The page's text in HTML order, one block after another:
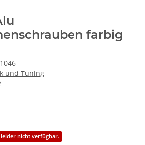
farbig
und Tuning
leider nicht verfügbar.